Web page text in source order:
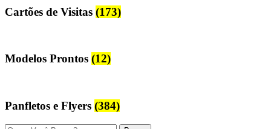
Cartões de Visitas (173)
Modelos Prontos (12)
Panfletos e Flyers (384)